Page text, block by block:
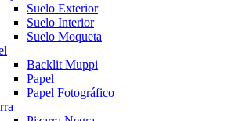
Suelo Exterior
Suelo Interior
Suelo Moqueta
Backlit Muppi
Papel
Papel Fotográfico